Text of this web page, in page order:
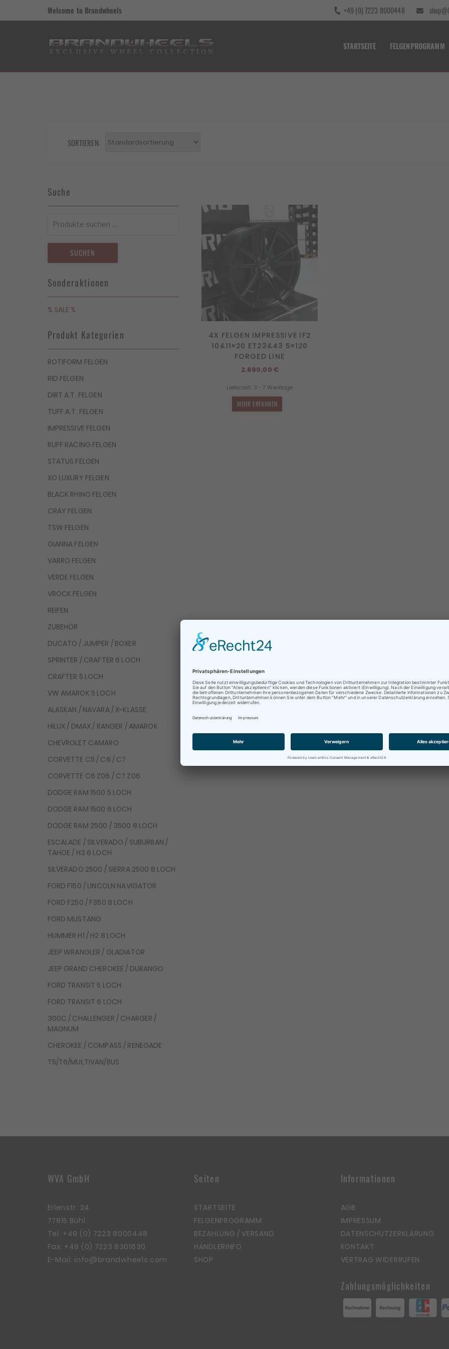
Welcome to Brandwheels +49 (0) 7223 8000448
STARTSEITE FELGENPROGRAMM
SORTIEREN:
Suche
nach:
SUCHEN
Sonderaktionen
% SALE %
Produkt Kategorien
ROTIFORM FELGEN
RID FELGEN
DIRT A.T. FELGEN
TUFF A.T. FELGEN
IMPRESSIVE FELGEN
RUFF RACING FELGEN
STATUS FELGEN
XO LUXURY FELGEN
BLACK RHINO FELGEN
CRAY FELGEN
TSW FELGEN
GIANNA FELGEN
VARRO FELGEN
VERDE FELGEN
VROCK FELGEN
REIFEN
ZUBEHÖR
DUCATO / JUMPER / BOXER
SPRINTER / CRAFTER 6 LOCH
CRAFTER 5 LOCH
VW AMAROK 5 LOCH
ALASKAN / NAVARA / X-KLASSE
HILUX / DMAX / RANGER / AMAROK
CHEVROLET CAMARO
CORVETTE C5 / C6 / C7
CORVETTE C6 Z06 / C7 Z06
DODGE RAM 1500 5 LOCH
DODGE RAM 1500 6 LOCH
DODGE RAM 2500 / 3500 8 LOCH
ESCALADE / SILVERADO / SUBURBAN /
TAHOE / H3 6 LOCH
SILVERADO 2500 / SIERRA 2500 8 LOCH
FORD F150 / LINCOLN NAVIGATOR
FORD F250 / F350 8 LOCH
FORD MUSTANG
HUMMER H1 / H2 8 LOCH
JEEP WRANGLER / GLADIATOR
JEEP GRAND CHEROKEE / DURANGO
FORD TRANSIT 5 LOCH
FORD TRANSIT 6 LOCH
300C / CHALLENGER / CHARGER /
MAGNUM
CHEROKEE / COMPASS / RENEGADE
T5/T6/MULTIVAN/BUS
4X FELGEN IMPRESSIVE IF2
10&11×20 ET23&43 5×120
FORGED LINE
2.690,00 €
Lieferzeit: 3 - 7 Werktage
MEHR ERFAHREN
WVA GmbH
Erlenstr. 24
77815 Bühl
Tel: +49 (0) 7223 8000448
Fax: +49 (0) 7223 8301630
E-Mail: info@brandwheels.com
Seiten
STARTSEITE
FELGENPROGRAMM
BEZAHLUNG / VERSAND
HÄNDLERINFO
SHOP
Informationen
AGB
IMPRESSUM
DATENSCHUTZERKLÄRUNG
KONTAKT
VERTRAG WIDERRUFEN
Zahlungsmöglichkeiten
Beratungen oder Abholungen vor Ort nur nach vorheriger
Terminvereinbarung !